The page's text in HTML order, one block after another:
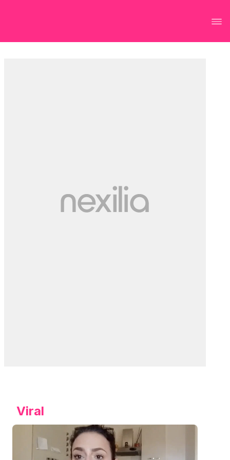
Viral